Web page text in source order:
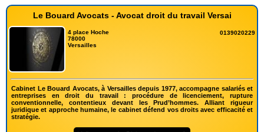
Le Bouard Avocats - Avocat droit du travail Versai
4 place Hoche
78000
Versailles
0139020229
Cabinet Le Bouard Avocats, à Versailles depuis 1977, accompagne salariés et
entreprises en droit du travail : procédure de licenciement, rupture
conventionnelle, contentieux devant les Prud’hommes. Alliant rigueur
juridique et approche humaine, le cabinet défend vos droits avec efficacité et
stratégie.